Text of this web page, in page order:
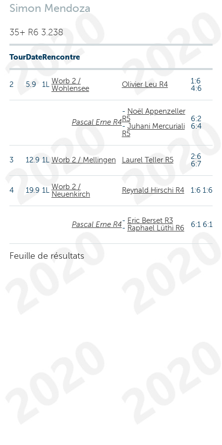
Simon Mendoza
35+ R6 3.238
TourDateRencontre
2 5.9 1LWorb 2 /
Wohlensee
Olivier Leu R4
1:6
4:6
Pascal Erne R4
- Noël Appenzeller
R5
- Juhani Mercuriali
R5
6:2
6:4
3 12.9 1L Worb 2 / Mellingen Laurel Teller R5
2:6
6:7
4 19.9 1LWorb 2 /
Neuenkirch
Reynald Hirschi R4 1:6 1:6
Pascal Erne R4- Eric Berset R3
- Raphael Lüthi R6 6:1 6:1
Feuille de résultats